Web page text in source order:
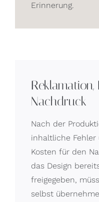
Erinnerung.
Nachdruck
Nach der
inhaltliche
Kosten für den
das Design
freigegeben,
selbst